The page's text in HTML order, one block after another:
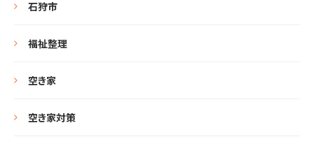
石狩市
福祉整理
空き家
空き家対策